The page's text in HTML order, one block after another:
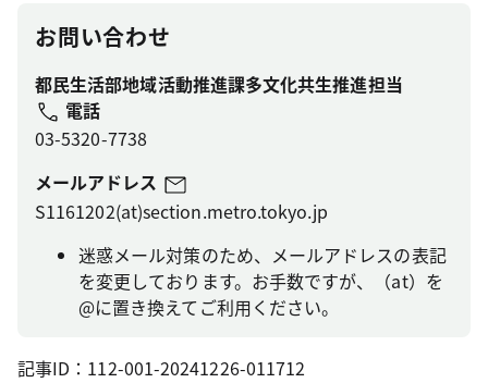
お問い合わせ
都民生活部地域活動推進課多文化共生推進担当
電話
03-5320-7738
メールアドレス
S1161202(at)section.metro.tokyo.jp
迷惑メール対策のため、メールアドレスの表記
を変更しております。お手数ですが、（at）を
@に置き換えてご利用ください。
記事ID：112-001-20241226-011712